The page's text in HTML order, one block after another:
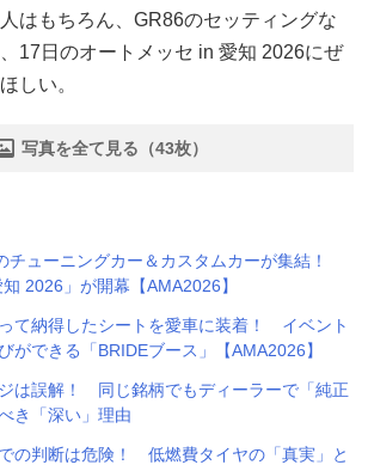
はもちろん、GR86のセッティングな
17日のオートメッセ in 愛知 2026にぜ
しい。
写真を全て見る（43枚）
チューニングカー＆カスタムカーが集結！
2026」が開幕【AMA2026】
て納得したシートを愛車に装着！ イベント
ができる「BRIDEブース」【AMA2026】
ジは誤解！ 同じ銘柄でもディーラーで「純正
き「深い」理由
での判断は危険！ 低燃費タイヤの「真実」と